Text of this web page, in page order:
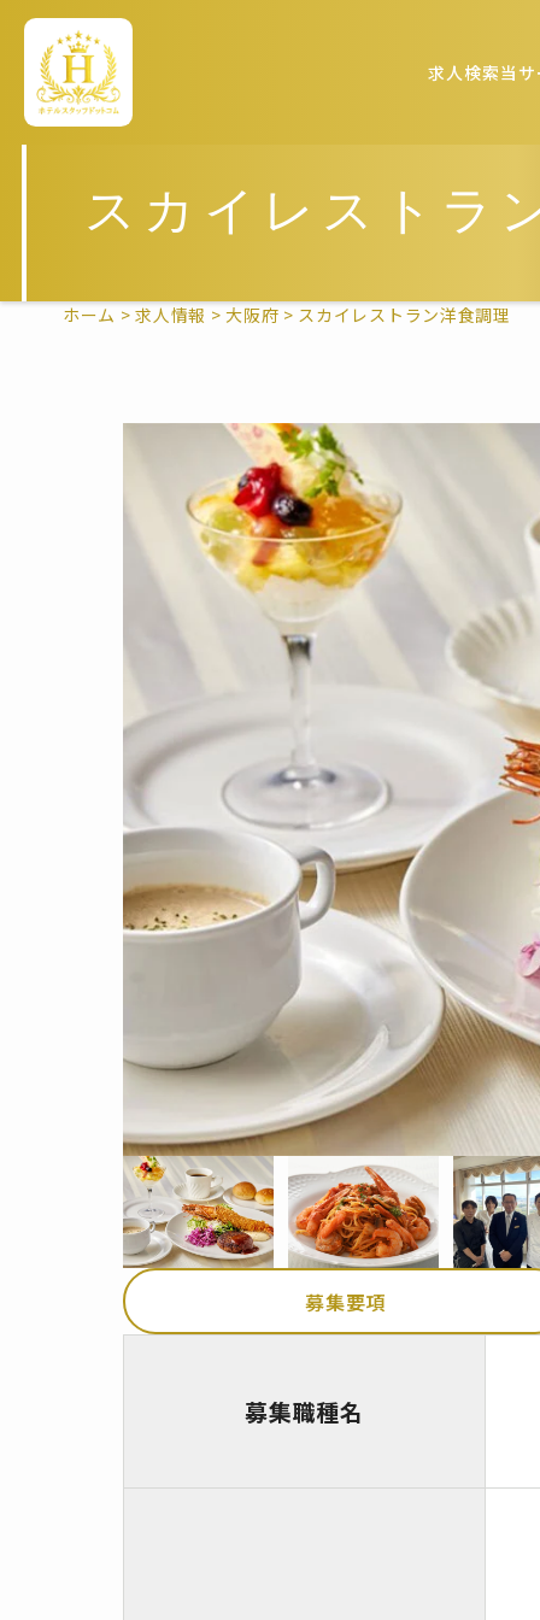
求人検索当
スカイレストラ
ホーム >求人情報 >大阪府 > スカイレストラン洋食調理
募集要項
募集職種名